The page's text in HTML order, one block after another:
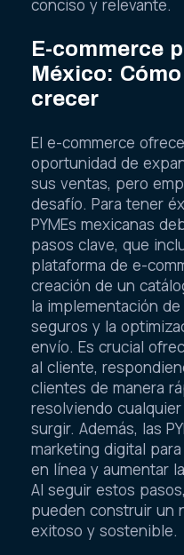
conciso y relevante.
E-commerce
México:
crecer
El e-commerce
oportunidad de
sus ventas, pero
desafío. Para tener
PYMEs mexicanas
pasos clave, que
plataforma de e-
creación de un
la implementación
seguros y la
envío. Es crucial
al cliente,
clientes de manera
resolviendo
surgir. Además, las
marketing digital
en línea y aumentar
Al seguir estos
pueden construir un
exitoso y sostenible.